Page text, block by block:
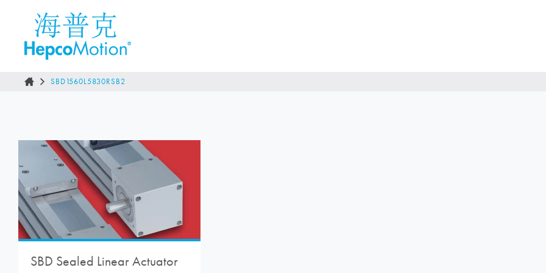
SBD1560L5830RSB2
SBD Sealed Linear Actuator